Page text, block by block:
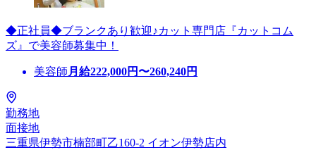
◆正社員◆ブランクあり歓迎♪カット専門店『カットコム
ズ』で美容師募集中！
美容師 月給222,000円〜260,240円
勤務地
面接地
三重県伊勢市楠部町乙160-2 イオン伊勢店内